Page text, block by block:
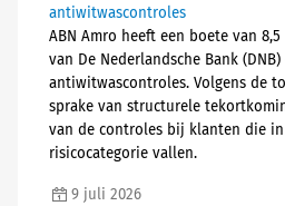
antiwitwascontroles
ABN Amro heeft een boete van
van De Nederlandsche Bank
antiwitwascontroles. Volgens de
sprake van structurele
van de controles bij klanten die
risicocategorie vallen.
9 juli 2026